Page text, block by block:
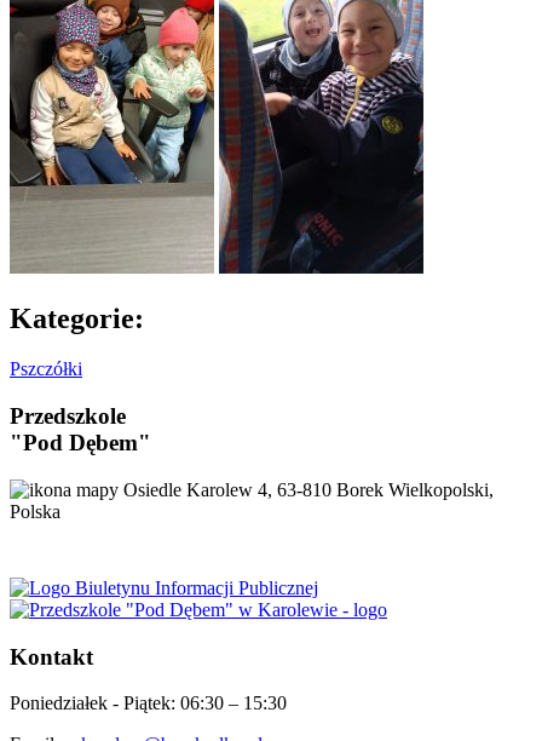
Kategorie:
Pszczółki
Przedszkole
"Pod Dębem"
Osiedle Karolew 4, 63-810 Borek Wielkopolski,
Polska
Kontakt
Poniedziałek - Piątek: 06:30 – 15:30